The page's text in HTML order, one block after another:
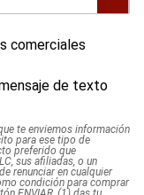
comerciales
de texto
te enviemos información
para ese tipo de
preferido que
sus afiliadas, o un
renunciar en cualquier
condición para comprar